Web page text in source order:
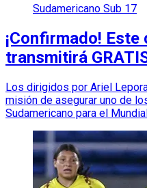
Sudamericano Sub 17
¡Confirmado! Este
transmitirá
Los dirigidos por Ariel
misión de asegurar uno de
Sudamericano para el